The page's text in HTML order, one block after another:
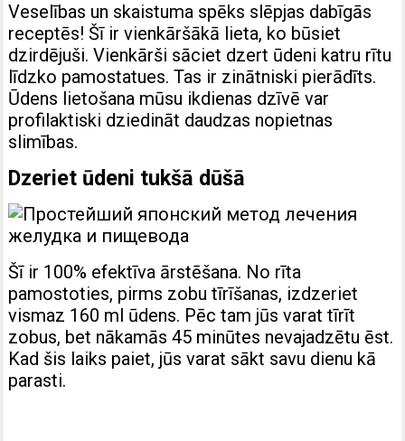
Veselības un skaistuma spēks slēpjas dabīgās
receptēs! Šī ir vienkāršākā lieta, ko būsiet
dzirdējuši. Vienkārši sāciet dzert ūdeni katru rītu
līdzko pamostatues. Tas ir zinātniski pierādīts.
Ūdens lietošana mūsu ikdienas dzīvē var
profilaktiski dziedināt daudzas nopietnas
slimības.
Dzeriet ūdeni tukšā dūšā
Šī ir 100% efektīva ārstēšana. No rīta
pamostoties, pirms zobu tīrīšanas, izdzeriet
vismaz 160 ml ūdens. Pēc tam jūs varat tīrīt
zobus, bet nākamās 45 minūtes nevajadzētu ēst.
Kad šis laiks paiet, jūs varat sākt savu dienu kā
parasti.